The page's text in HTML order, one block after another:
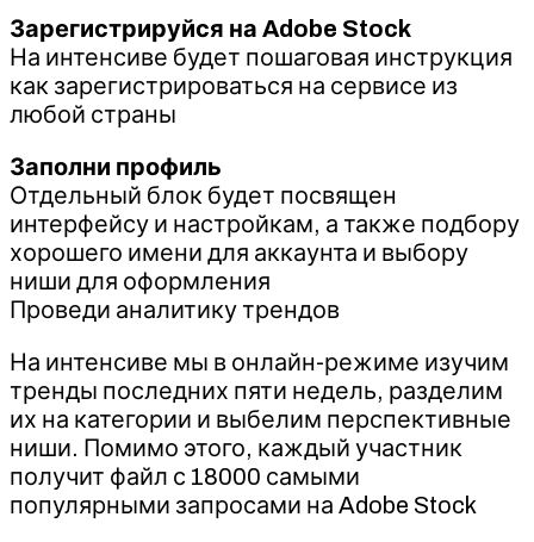
Зарегистрируйся на Adobe Stock
На интенсиве будет пошаговая инструкция
как зарегистрироваться на сервисе из
любой страны
Заполни профиль
Отдельный блок будет посвящен
интерфейсу и настройкам, а также подбору
хорошего имени для аккаунта и выбору
ниши для оформления
Проведи аналитику трендов
На интенсиве мы в онлайн-режиме изучим
тренды последних пяти недель, разделим
их на категории и выбелим перспективные
ниши. Помимо этого, каждый участник
получит файл с 18000 самыми
популярными запросами на Adobe Stock